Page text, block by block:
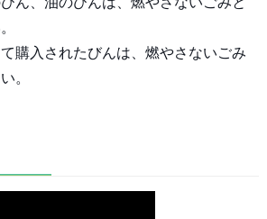
購入されたびんは、燃やさないごみ
。